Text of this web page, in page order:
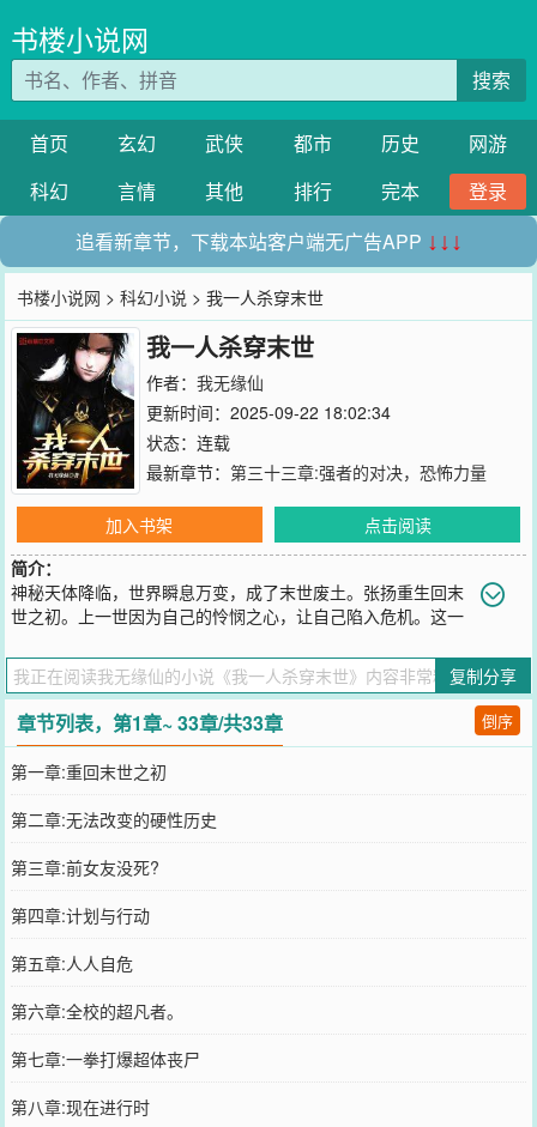
书楼小说网
搜索
首页 玄幻 武侠 都市 历史
网游
科幻
言情 其他 排行 完本
登录
追看新章节，下载本站客户端无广告APP ↓↓↓
书楼小说网 >科幻小说 > 我一人杀穿末世
我一人杀穿末世
作者： 我无缘仙
更新时间：2025-09-22 18:02:34
状态：连载
最新章节： 第三十三章:强者的对决，恐怖力量
加入书架
点击阅读
简介：
神秘天体降临，世界瞬息万变，成了末世废土。张扬重生回末
世之初。上一世因为自己的怜悯之心，让自己陷入危机。这一
您要是觉得《我一人杀穿末世》还不错的话请不要忘记向您QQ群和微
博微信里的朋友推荐哦！
复制分享
章节列表，第1章~ 33章/共33章 倒序
第一章:重回末世之初
第二章:无法改变的硬性历史
第三章:前女友没死?
第四章:计划与行动
第五章:人人自危
第六章:全校的超凡者。
第七章:一拳打爆超体丧尸
第八章:现在进行时